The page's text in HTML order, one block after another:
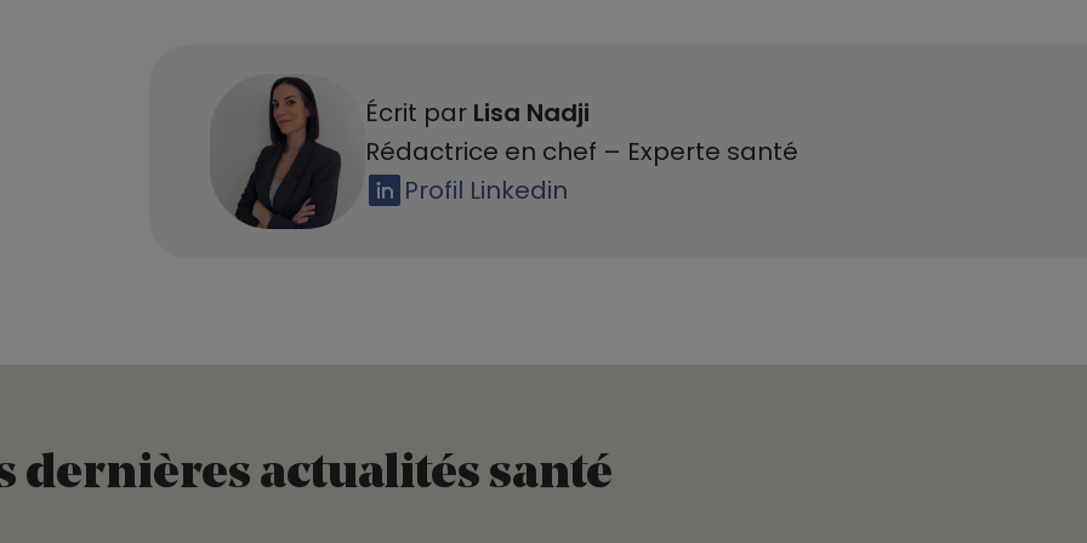
Écrit par Lisa Nadji
Rédactrice en chef – Experte santé
Profil Linkedin
dernières actualités santé